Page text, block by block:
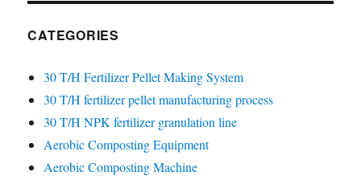
CATEGORIES
30 T/H Fertilizer Pellet Making System
30 T/H fertilizer pellet manufacturing process
30 T/H NPK fertilizer granulation line
Aerobic Composting Equipment
Aerobic Composting Machine